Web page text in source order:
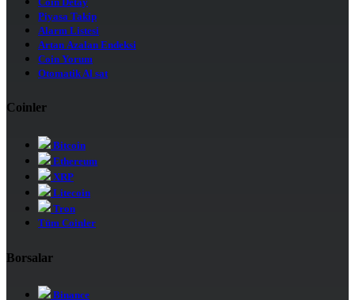
Piyasa Takip
Alarm Listesi
Artan Azalan Endeksi
Coin Yorum
Otomatik Al sat
Coinler
Bitcoin
Ethereum
XRP
Litecoin
Tron
Tüm Coinler
Borsalar
Binance